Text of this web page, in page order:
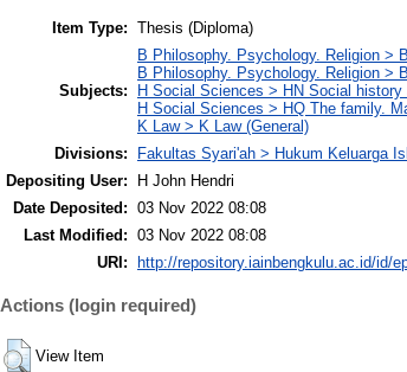
Item Type: Thesis (Diploma)
Subjects:
B Philosophy. Psychology. Religion >
B Philosophy. Psychology. Religion >
H Social Sciences > HN Social
H Social Sciences > HQ The family.
K Law > K Law (General)
Divisions:
Fakultas Syari'ah > Hukum Keluarga
Depositing User:
H John Hendri
Date Deposited: 03 Nov 2022 08:08
Last Modified: 03 Nov 2022 08:08
URI:
http://repository.iainbengkulu.ac.id/id/
Actions (login required)
View Item